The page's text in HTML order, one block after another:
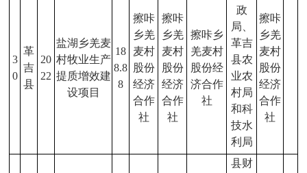
3
0
革
吉
县
20
22
盐湖乡羌麦
村牧业生产
提质增效建
设项目
18
8.8
8
擦咔
乡羌
麦村
股份
经济
合作
社
擦咔
乡羌
麦村
股份
经济
合作
社
擦咔乡
羌麦村
股份经
济合作
社
政
局、
革吉
县农
业农
村局
和科
技水
利局
擦咔
乡羌
麦村
股份
经济
合作
社
县财